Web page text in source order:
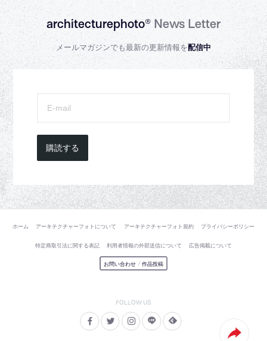
architecturephoto®News Letter
メールマガジンでも最新の更新情報を配信中
購読する
ホーム アーキテクチャーフォトについて アーキテクチャーフォト規約 プライバシーポリシー
特定商取引法に関する表記 利用者情報の外部送信について 広告掲載について
お問い合わせ / 作品投稿